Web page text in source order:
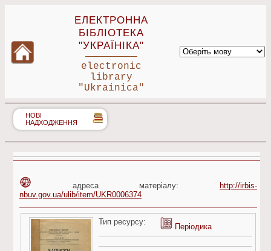
ЕЛЕКТРОННА
БІБЛІОТЕКА
"УКРАЇНІКА"
electronic
library
"Ukrainica"
НОВІ
НАДХОДЖЕННЯ
адреса матеріалу:
http://irbis-
nbuv.gov.ua/ulib/item/UKR0006374
Тип ресурсу:
Періодика